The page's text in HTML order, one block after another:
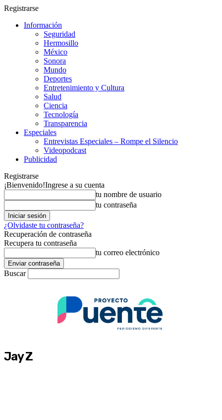
Registrarse
Información
Seguridad
Hermosillo
México
Sonora
Mundo
Deportes
Entretenimiento y Cultura
Salud
Ciencia
Tecnología
Transparencia
Especiales
Entrevistas Especiales – Rompe el Silencio
Videopodcast
Publicidad
Registrarse
¡Bienvenido!Ingrese a su cuenta
tu nombre de usuario
tu contraseña
¿Olvidaste tu contraseña?
Recuperación de contraseña
Recupera tu contraseña
tu correo electrónico
Buscar
Jay Z